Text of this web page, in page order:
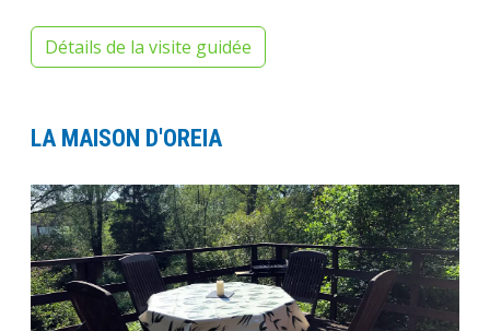
Détails de la visite guidée
LA MAISON D'OREIA